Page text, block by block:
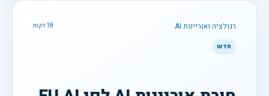
רגולציה ואוריינות AI 18 דקות
חדש